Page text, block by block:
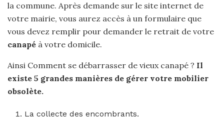
la commune. Après demande sur le site internet de
votre mairie, vous aurez accès à un formulaire que
vous devez remplir pour demander le retrait de votre
canapé à votre domicile.
Ainsi Comment se débarrasser de vieux canapé ? Il
existe 5 grandes manières de gérer votre mobilier
obsolète.
La collecte des encombrants.